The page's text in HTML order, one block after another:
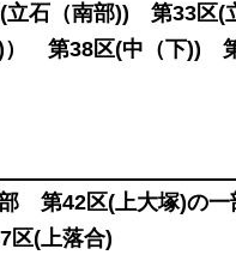
石（南部)) 第33区
第38区(中（下))
部 第42区(上大塚)
区(上落合)